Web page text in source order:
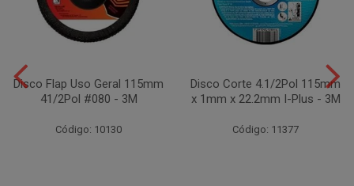
Disco Flap Uso Geral 115mm
41/2Pol #080 - 3M
Código: 10130
Disco Corte 4.1/2Pol 115mm
x 1mm x 22.2mm I-Plus - 3M
Código: 11377